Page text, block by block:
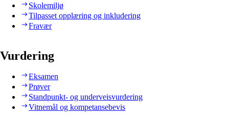
Skolemiljø
Tilpasset opplæring og inkludering
Fravær
Vurdering
Eksamen
Prøver
Standpunkt- og underveisvurdering
Vitnemål og kompetansebevis